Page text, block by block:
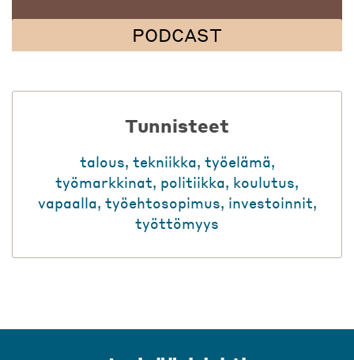
PODCAST
Tunnisteet
talous, tekniikka, työelämä,
työmarkkinat, politiikka, koulutus,
vapaalla, työehtosopimus, investoinnit,
työttömyys